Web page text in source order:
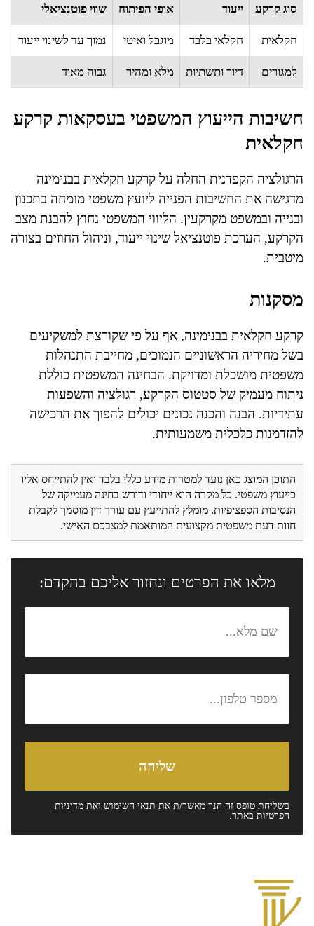
סוג קרקע ייעוד אופי הפיתוח שווי פוטנציאלי
חקלאית חקלאי בלבד מוגבל ואיטי נמוך עד לשינוי ייעוד
למגורים דיור ותשתיות מלא ומהיר גבוה מאוד
חשיבות הייעוץ המשפטי בעסקאות קרקע
חקלאית
הרגולציה הקפדנית החלה על קרקע חקלאית בבנימינה
מדגישה את החשיבות הפנייה ליועץ משפטי מומחה בתכנון
ובנייה ובמשפט מקרקעין. הליווי המשפטי נחוץ להבנת מצב
הקרקע, הערכת פוטנציאל שינוי ייעוד, וניהול החוזים בצורה
מיטבית.
מסקנות
קרקע חקלאית בבנימינה, אף על פי שקורצת למשקיעים
בשל מחיריה הראשוניים הנמוכים, מחייבת התנהלות
משפטית מושכלת ומדויקת. הבחינה המשפטית כוללת
ניתוח מעמיק של סטטוס הקרקע, רגולציה והשפעות
עתידיות. הבנה והכנה נכונים יכולים להפוך את הרכישה
להזדמנות כלכלית משמעותית.
התוכן המוצג כאן נועד למטרות מידע כללי בלבד ואין להתייחס אליו
כייעוץ משפטי. כל מקרה הוא ייחודי ודורש בחינה מעמיקה של
הנסיבות הספציפיות. מומלץ להתייעץ עם עורך דין מוסמך לקבלת
חוות דעת משפטית מקצועית המותאמת למצבכם האישי.
מלאו את הפרטים ונחזור אליכם בהקדם:
בשליחת טופס זה הנך מאשר/ת את תנאי השימוש ואת מדיניות
הפרטיות באתר.